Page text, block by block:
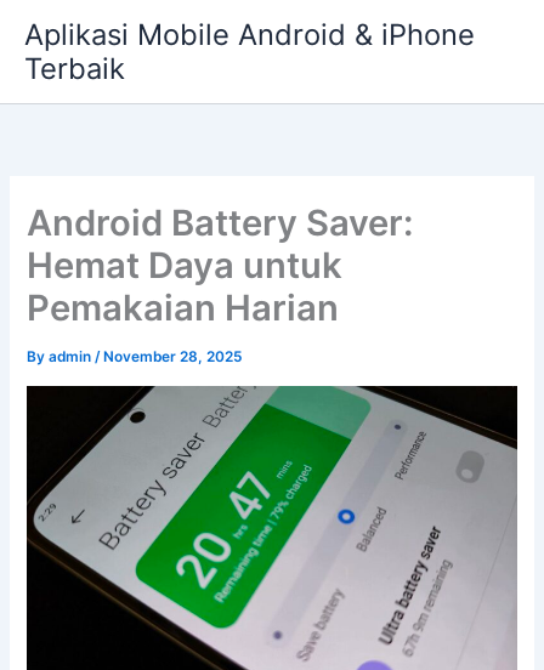
content
Aplikasi Mobile Android & iPhone
Terbaik
Android Battery Saver:
Hemat Daya untuk
Pemakaian Harian
Byadmin/ November 28, 2025